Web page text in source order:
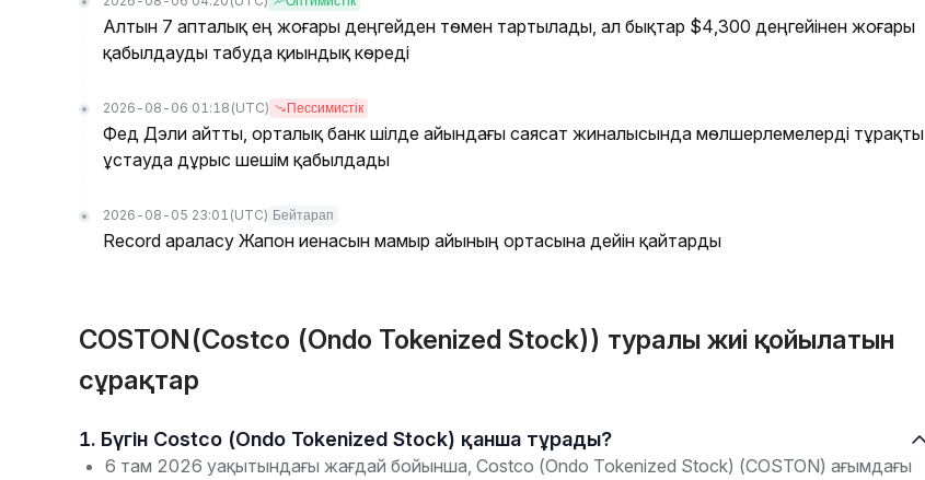
Алтын 7 апталық ең жоғары деңгейден төмен тартылады, ал бықтар $4,300 деңгейінен жоғары
қабылдауды табуда қиындық көреді
2026-08-06 01:18 (UTC) Пессимистік
Фед Дэли айтты, орталық банк шілде айындағы саясат жиналысында мөлшерлемелерді тұрақты
ұстауда дұрыс шешім қабылдады
2026-08-05 23:01 (UTC) Бейтарап
Record араласу Жапон иенасын мамыр айының ортасына дейін қайтарды
COSTON(Costco (Ondo Tokenized Stock)) туралы жиі қойылатын
сұрақтар
1. Бүгін Costco (Ondo Tokenized Stock) қанша тұрады?
6 там 2026 уақытындағы жағдай бойынша, Costco (Ondo Tokenized Stock) (COSTON) ағымдағы